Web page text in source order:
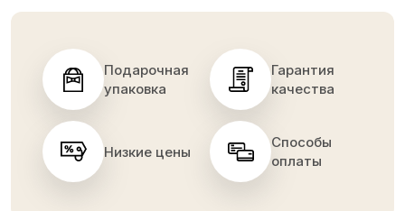
Подарочная
упаковка
Гарантия
качества
Низкие цены
Способы
оплаты